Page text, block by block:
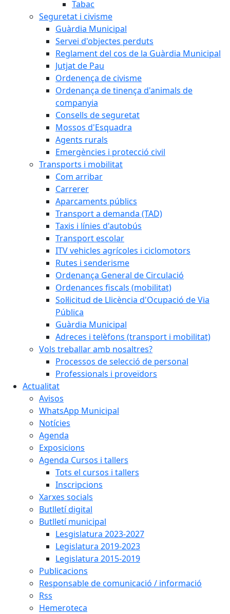
Tabac
Seguretat i civisme
Guàrdia Municipal
Servei d'objectes perduts
Reglament del cos de la Guàrdia Municipal
Jutjat de Pau
Ordenença de civisme
Ordenança de tinença d'animals de
companyia
Consells de seguretat
Mossos d'Esquadra
Agents rurals
Emergències i protecció civil
Transports i mobilitat
Com arribar
Carrerer
Aparcaments públics
Transport a demanda (TAD)
Taxis i línies d'autobús
Transport escolar
ITV vehicles agrícoles i ciclomotors
Rutes i senderisme
Ordenança General de Circulació
Ordenances fiscals (mobilitat)
Sol·licitud de Llicència d'Ocupació de Via
Pública
Guàrdia Municipal
Adreces i telèfons (transport i mobilitat)
Vols treballar amb nosaltres?
Processos de selecció de personal
Professionals i proveïdors
Actualitat
Avisos
WhatsApp Municipal
Notícies
Agenda
Exposicions
Agenda Cursos i tallers
Tots el cursos i tallers
Inscripcions
Xarxes socials
Butlletí digital
Butlletí municipal
Lesgislatura 2023-2027
Legislatura 2019-2023
Legislatura 2015-2019
Publicacions
Responsable de comunicació / informació
Rss
Hemeroteca